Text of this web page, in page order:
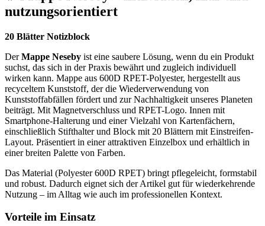
nutzungsorientiert
20 Blätter Notizblock
DerMappe Neseby ist eine saubere Lösung, wenn du ein Produkt
suchst, das sich in der Praxis bewährt und zugleich individuell
wirken kann. Mappe aus 600D RPET-Polyester, hergestellt aus
recyceltem Kunststoff, der die Wiederverwendung von
Kunststoffabfällen fördert und zur Nachhaltigkeit unseres Planeten
beiträgt. Mit Magnetverschluss und RPET-Logo. Innen mit
Smartphone-Halterung und einer Vielzahl von Kartenfächern,
einschließlich Stifthalter und Block mit 20 Blättern mit Einstreifen-
Layout. Präsentiert in einer attraktiven Einzelbox und erhältlich in
einer breiten Palette von Farben.
Das Material (Polyester 600D RPET) bringt pflegeleicht, formstabil
und robust. Dadurch eignet sich der Artikel gut für wiederkehrende
Nutzung – im Alltag wie auch im professionellen Kontext.
Vorteile im Einsatz